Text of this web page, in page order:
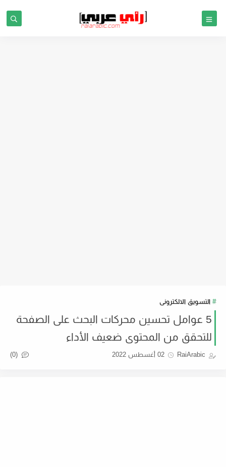
التسويق الالكترونى
5 عوامل تحسين محركات البحث على الصفحة
للتحقق من المحتوى ضعيف الأداء
RaiArabic 02 أغسطس 2022 (0)